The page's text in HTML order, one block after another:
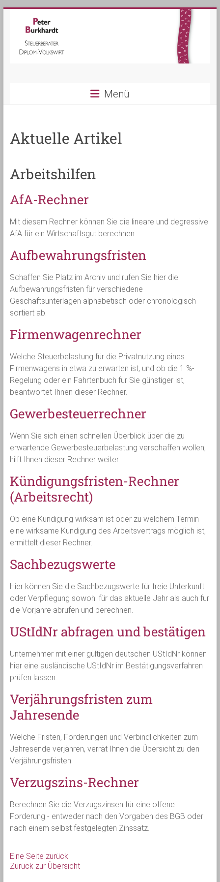
Steuerberater
in
Menü
Aktuelle Artikel
Arbeitshilfen
AfA-Rechner
Mit diesem Rechner können Sie die lineare und degressive
AfA für ein Wirtschaftsgut berechnen.
Aufbewahrungsfristen
Schaffen Sie Platz im Archiv und rufen Sie hier die
Aufbewahrungsfristen für verschiedene
Geschäftsunterlagen alphabetisch oder chronologisch
sortiert ab.
Firmenwagenrechner
Welche Steuerbelastung für die Privatnutzung eines
Firmenwagens in etwa zu erwarten ist, und ob die 1 %-
Regelung oder ein Fahrtenbuch für Sie günstiger ist,
beantwortet Ihnen dieser Rechner.
Gewerbesteuerrechner
Wenn Sie sich einen schnellen Überblick über die zu
erwartende Gewerbesteuerbelastung verschaffen wollen,
hilft Ihnen dieser Rechner weiter.
Kündigungsfristen-Rechner
(Arbeitsrecht)
Ob eine Kündigung wirksam ist oder zu welchem Termin
eine wirksame Kündigung des Arbeitsvertrags möglich ist,
ermittelt dieser Rechner.
Sachbezugswerte
Hier können Sie die Sachbezugswerte für freie Unterkunft
oder Verpflegung sowohl für das aktuelle Jahr als auch für
die Vorjahre abrufen und berechnen.
UStIdNr abfragen und bestätigen
Unternehmer mit einer gültigen deutschen UStIdNr können
hier eine ausländische UStIdNr im Bestätigungsverfahren
prüfen lassen.
Verjährungsfristen zum
Jahresende
Welche Fristen, Forderungen und Verbindlichkeiten zum
Jahresende verjähren, verrät Ihnen die Übersicht zu den
Verjährungsfristen.
Verzugszins-Rechner
Berechnen Sie die Verzugszinsen für eine offene
Forderung - entweder nach den Vorgaben des BGB oder
nach einem selbst festgelegten Zinssatz.
Eine Seite zurück
Zurück zur Übersicht